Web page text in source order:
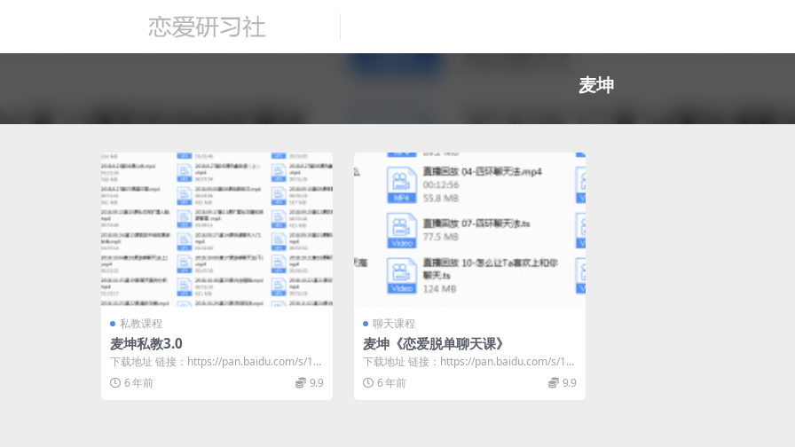
麦坤
私教课程
麦坤私教3.0
下载地址 链接：https://pan.baidu.com/s/1C
sjFvfr...
6 年前 9.9
聊天课程
麦坤《恋爱脱单聊天课》
下载地址 链接：https://pan.baidu.com/s/1F
Z_uI-V...
6 年前 9.9